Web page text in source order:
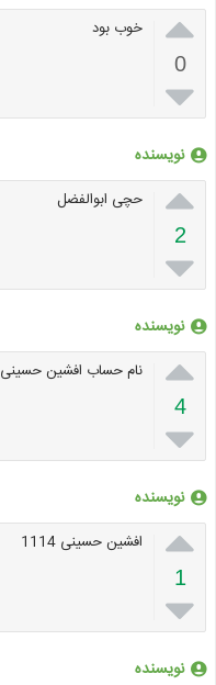

0

خوب بود
نویسنده

2

حچی ابوالفضل
نویسنده

4

نام حساب افشین حسینی 1114
نویسنده

1

افشین حسینی 1114
نویسنده